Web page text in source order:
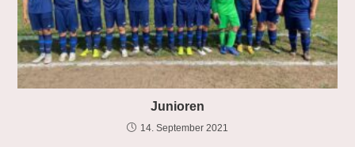
Junioren
14. September 2021